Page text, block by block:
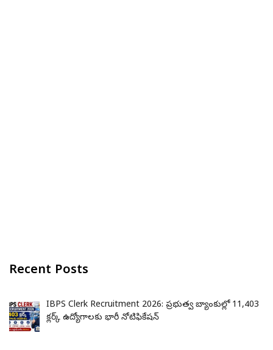
Recent Posts
IBPS Clerk Recruitment 2026: ప్రభుత్వ బ్యాంకుల్లో 11,403
క్లర్క్ ఉద్యోగాలకు భారీ నోటిఫికేషన్